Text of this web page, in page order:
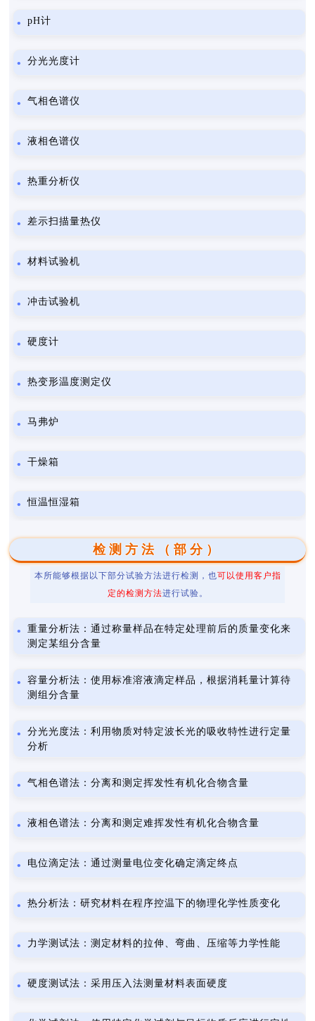
pH计
分光光度计
气相色谱仪
液相色谱仪
热重分析仪
差示扫描量热仪
材料试验机
冲击试验机
硬度计
热变形温度测定仪
马弗炉
干燥箱
恒温恒湿箱
检测方法（部分）
本所能够根据以下部分试验方法进行检测，也可以使用客户指
定的检测方法进行试验。
重量分析法：通过称量样品在特定处理前后的质量变化来
测定某组分含量
容量分析法：使用标准溶液滴定样品，根据消耗量计算待
测组分含量
分光光度法：利用物质对特定波长光的吸收特性进行定量
分析
气相色谱法：分离和测定挥发性有机化合物含量
液相色谱法：分离和测定难挥发性有机化合物含量
电位滴定法：通过测量电位变化确定滴定终点
热分析法：研究材料在程序控温下的物理化学性质变化
力学测试法：测定材料的拉伸、弯曲、压缩等力学性能
硬度测试法：采用压入法测量材料表面硬度